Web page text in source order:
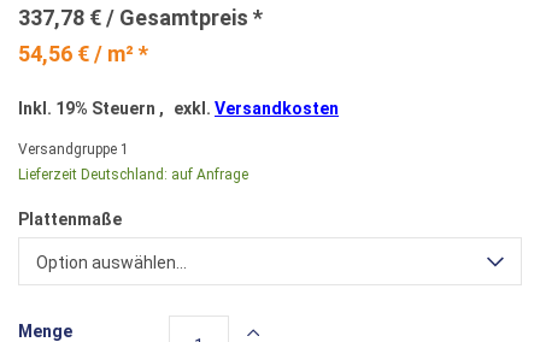
54,56 € / m² *
337,78 €
Inkl. 19% Steuern , exkl. Versandkosten
Versandgruppe 1
Lieferzeit Deutschland: auf Anfrage
Plattenmaße
Option auswählen...
Menge